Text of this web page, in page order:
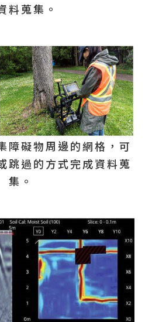
料蒐集。
障礙物周邊的網格，可
跳過的方式完成資料蒐
集。